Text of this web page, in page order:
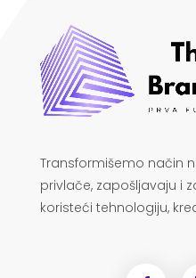
Transformišemo način
privlače, zapošljavaju i
koristeći tehnologiju,